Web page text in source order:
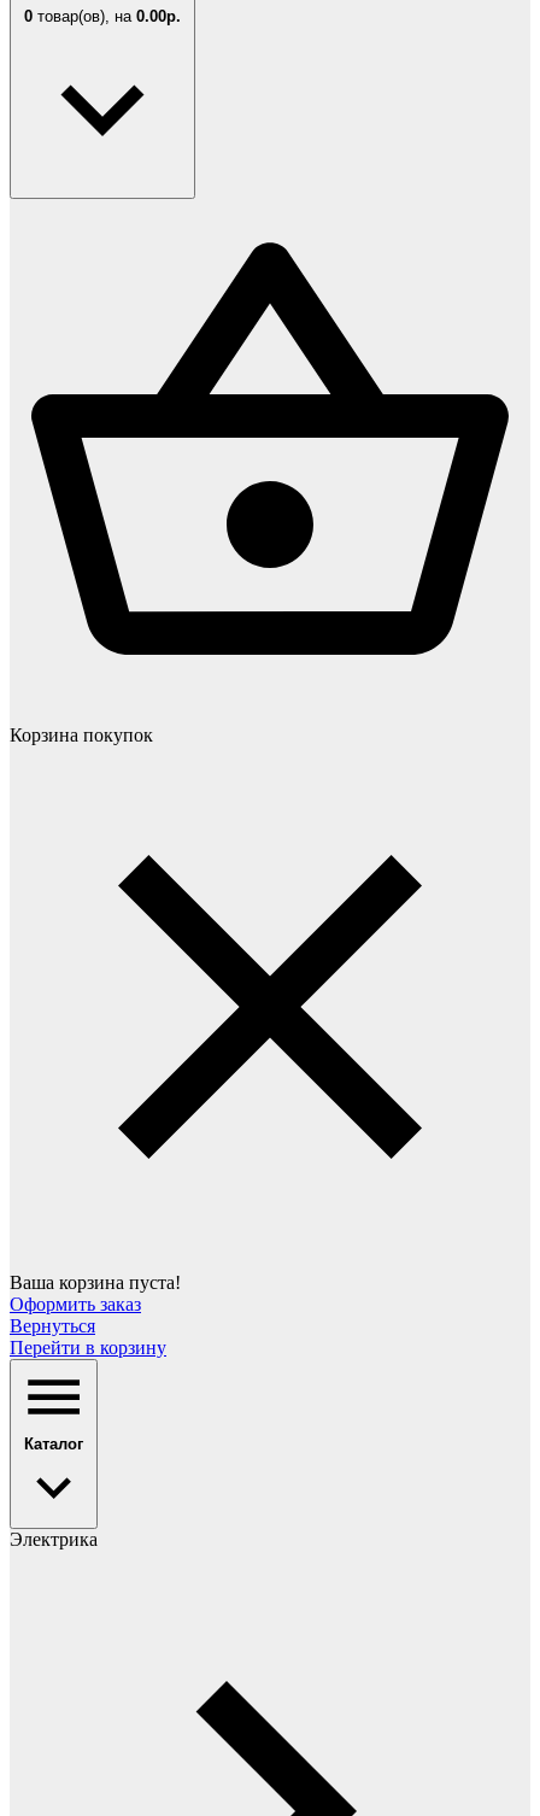
0 товар(ов), на 0.00р.
Корзина покупок
Ваша корзина пуста!
Оформить заказ
Вернуться
Перейти в корзину
Каталог
Электрика